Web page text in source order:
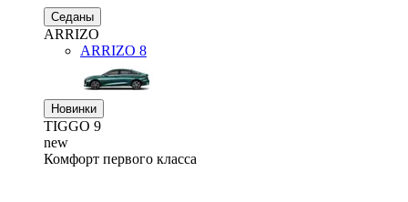
Седаны
ARRIZO
ARRIZO 8
Новинки
TIGGO 9
new
Комфорт первого класса